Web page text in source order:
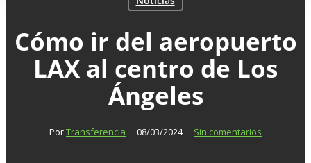
Cómo ir del aeropuerto
LAX al centro de Los
Ángeles
PorTransferencia 08/03/2024 Sin comentarios